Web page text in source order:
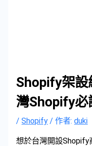
Shopify架設
灣Shopify必
/Shopify / 作者:duki
想於台灣開設